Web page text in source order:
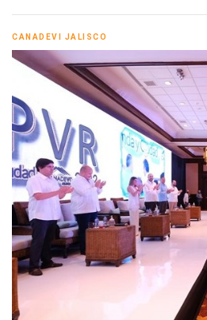
CANADEVI JALISCO